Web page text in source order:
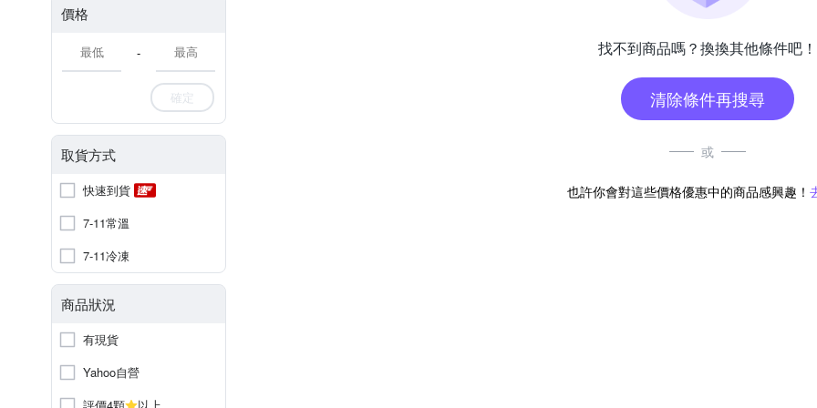
價格
-
確定
取貨方式
快速到貨
7-11常溫
7-11冷凍
商品狀況
有現貨
Yahoo自營
找不到商品嗎？換換其他條件吧！
清除條件再搜尋
或
也許你會對這些價格優惠中的商品感興趣！